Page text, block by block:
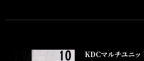
KDCマルチユニ